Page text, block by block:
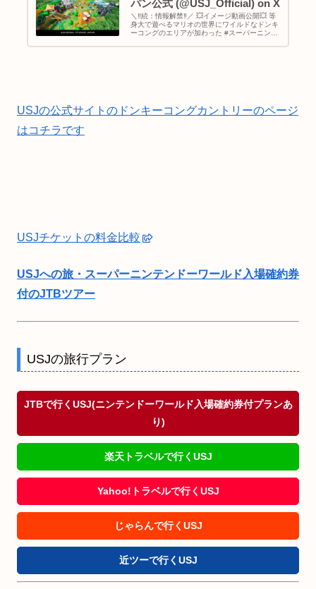
パン公式 (@USJ_Official) on X
＼‼続：情報解禁‼／ 💥イメージ動画公開💥 等
身大で遊べるマリオの世界にワイルドなドンキ
ーコングのエリアが加わった #スーパーニンテ
USJの公式サイトのドンキーコングカントリーのページ
はコチラです
USJチケットの料金比較
USJへの旅・スーパーニンテンドーワールド入場確約券
付のJTBツアー
USJの旅行プラン
JTBで行くUSJ(ニンテンドーワールド入場確約券付プランあ
り)
楽天トラベルで行くUSJ
Yahoo!トラベルで行くUSJ
じゃらんで行くUSJ
近ツーで行くUSJ